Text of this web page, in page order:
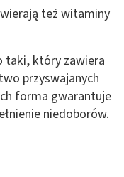
też witaminy
taki, który zawiera
przyswajanych
forma gwarantuje
niedoborów.